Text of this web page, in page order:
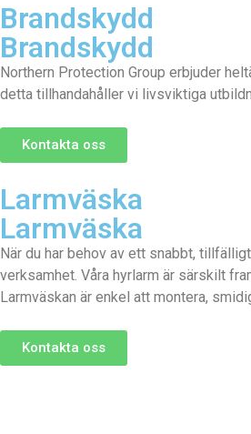
Brandskydd
Brandskydd
Northern Protection Group erbjuder
detta tillhandahåller vi livsviktiga
Kontakta oss
Larmväska
Larmväska
När du har behov av ett snabbt,
verksamhet. Våra hyrlarm är särskilt
Larmväskan är enkel att montera,
Kontakta oss